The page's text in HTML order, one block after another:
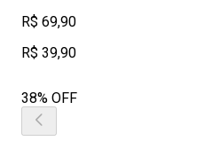
R$ 69,90
R$ 39,90
38% OFF